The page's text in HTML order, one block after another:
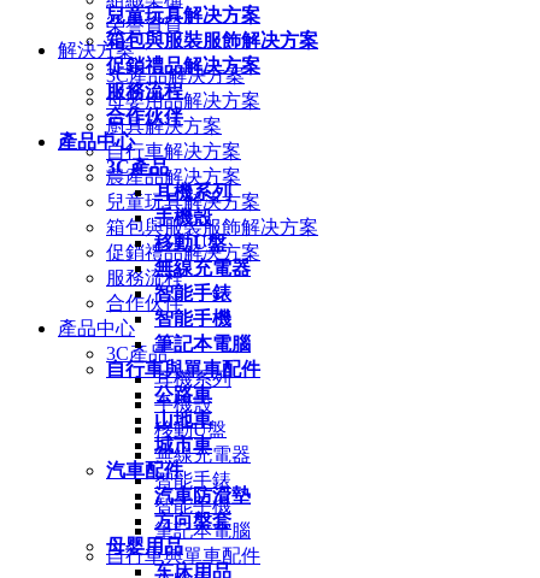
兒童玩具解决方案
箱包與服裝服飾解决方案
促銷禮品解决方案
服務流程
合作伙伴
產品中心
3C產品
耳機系列
手機殼
移動U盤
無線充電器
智能手錶
智能手機
筆記本電腦
自行車與單車配件
公路車
山地車
城市車
汽車配件
汽車防滑墊
方向盤套
母婴用品
车床用品
榮譽資質
解決方案
3C產品解決方案
母嬰用品解决方案
廚具解決方案
自行車解决方案
農產品解决方案
兒童玩具解决方案
箱包與服裝服飾解决方案
促銷禮品解决方案
服務流程
合作伙伴
產品中心
3C產品
耳機系列
手機殼
移動U盤
無線充電器
智能手錶
智能手機
筆記本電腦
自行車與單車配件